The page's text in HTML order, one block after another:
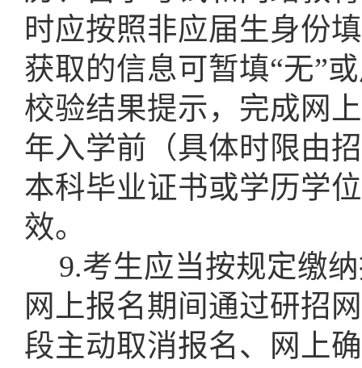
时应按照非应届生身份
获取的信息可暂填“无”
校验结果提示，完成网
年入学前（具体时限由
本科毕业证书或学历学
效。
9.考生应当按规定缴
网上报名期间通过研招
段主动取消报名、网上